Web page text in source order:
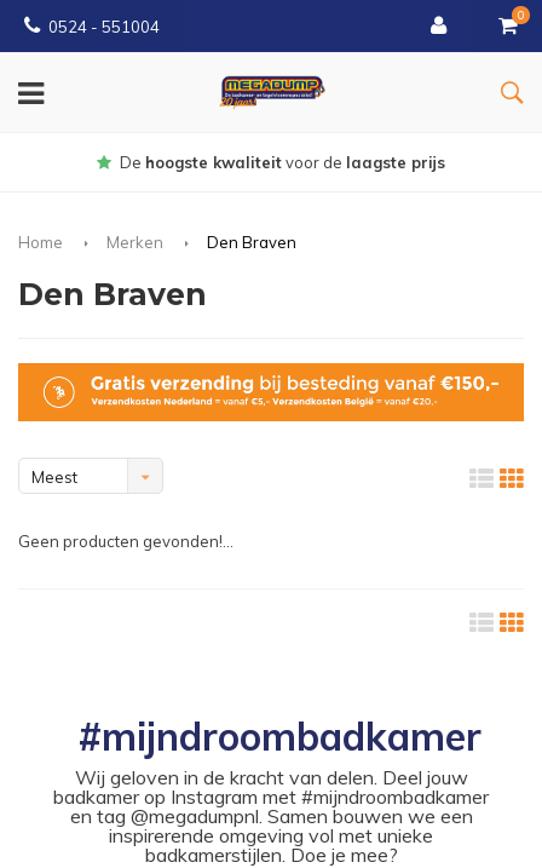
0524 - 551004
0
Gratisbezorgd vanaf €150
Home Merken Den Braven
Den Braven
Meest
Geen producten gevonden!...
#mijndroombadkamer
Wij geloven in de kracht van delen. Deel jouw
badkamer op Instagram met #mijndroombadkamer
en tag @megadumpnl. Samen bouwen we een
inspirerende omgeving vol met unieke
badkamerstijlen. Doe je mee?